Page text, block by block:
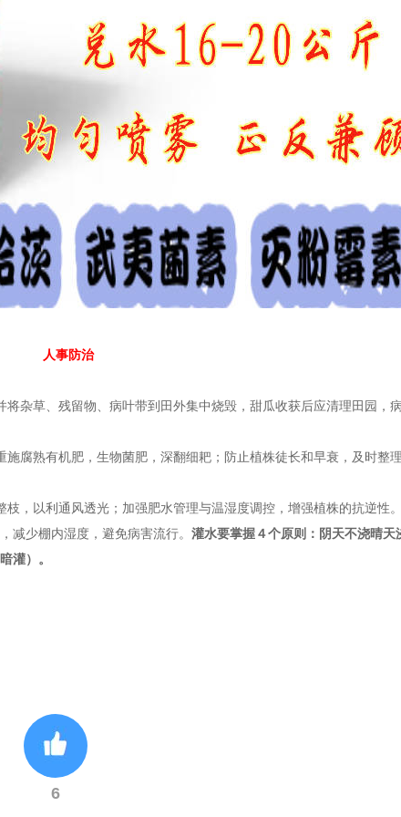
人事防治
草、残留物、病叶带到田外集中烧毁，甜瓜收获后应清理田园，
熟有机肥，生物菌肥，深翻细耙；防止植株徒长和早衰，及时整
以利通风透光；加强肥水管理与温湿度调控，增强植株的抗逆性
减少棚内湿度，避免病害流行。 灌水要掌握４个原则：阴天不浇晴天
灌）。
6